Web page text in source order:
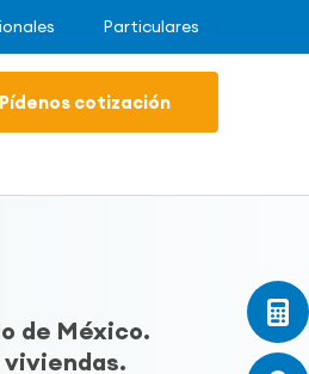
Particulares
Pídenos cotización
de México.